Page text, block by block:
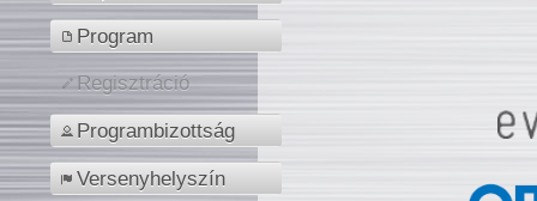
Program
Regisztráció
Programbizottság
Versenyhelyszín